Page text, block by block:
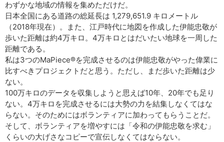
わずかな地域の情報を集めただけだ。
日本全国にある道路の総延長は 1,279,651.9 キロメートル
（2018年現在）。また、江戸時代に地図を作成した伊能忠敬が
歩いた距離は約4万キロ。4万キロとはだいたい地球を一周した
距離である。
私は3つのMaPiece®を完成させるのは伊能忠敬がやった偉業に
比すべきプロジェクトだと思う。ただし、まだ歩いた距離は少
ない。
100万キロのデータを収集しようと思えば10年、20年でも足り
ない。4万キロを完成させるには大勢の力を結集しなくてはな
らない。そのためにはボランティアに加わってもらうことだ。
そして、ボランティアを増やすには「令和の伊能忠敬を求む」
くらいの大げさなコピーで宣伝しなくてはならない。